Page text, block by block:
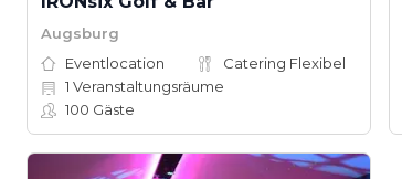
Augsburg
Eventlocation
Catering Flexibel
1 Veranstaltungsräume
100 Gäste